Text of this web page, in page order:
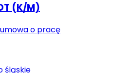
(K/M)
umowa o pracę
śląskie